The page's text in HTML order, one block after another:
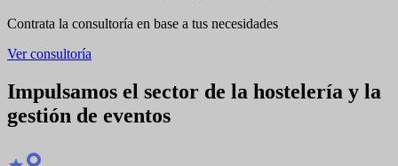
Contrata la consultoría en base a tus necesidades
Ver consultoría
Impulsamos el sector de la hostelería y la
gestión de eventos